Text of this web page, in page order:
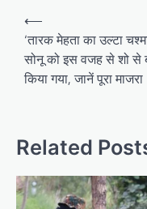
Post
navigation
⟵
‘तारक मेहता का उल्टा
सोनू को इस वजह से शो से
किया गया, जानें पूरा माजरा
Related